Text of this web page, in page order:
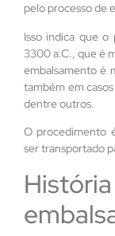
pelo processo de
Isso indica que o
3300 a.C., que é
embalsamento é
também em
dentre outros.
O procedimento
ser transportado